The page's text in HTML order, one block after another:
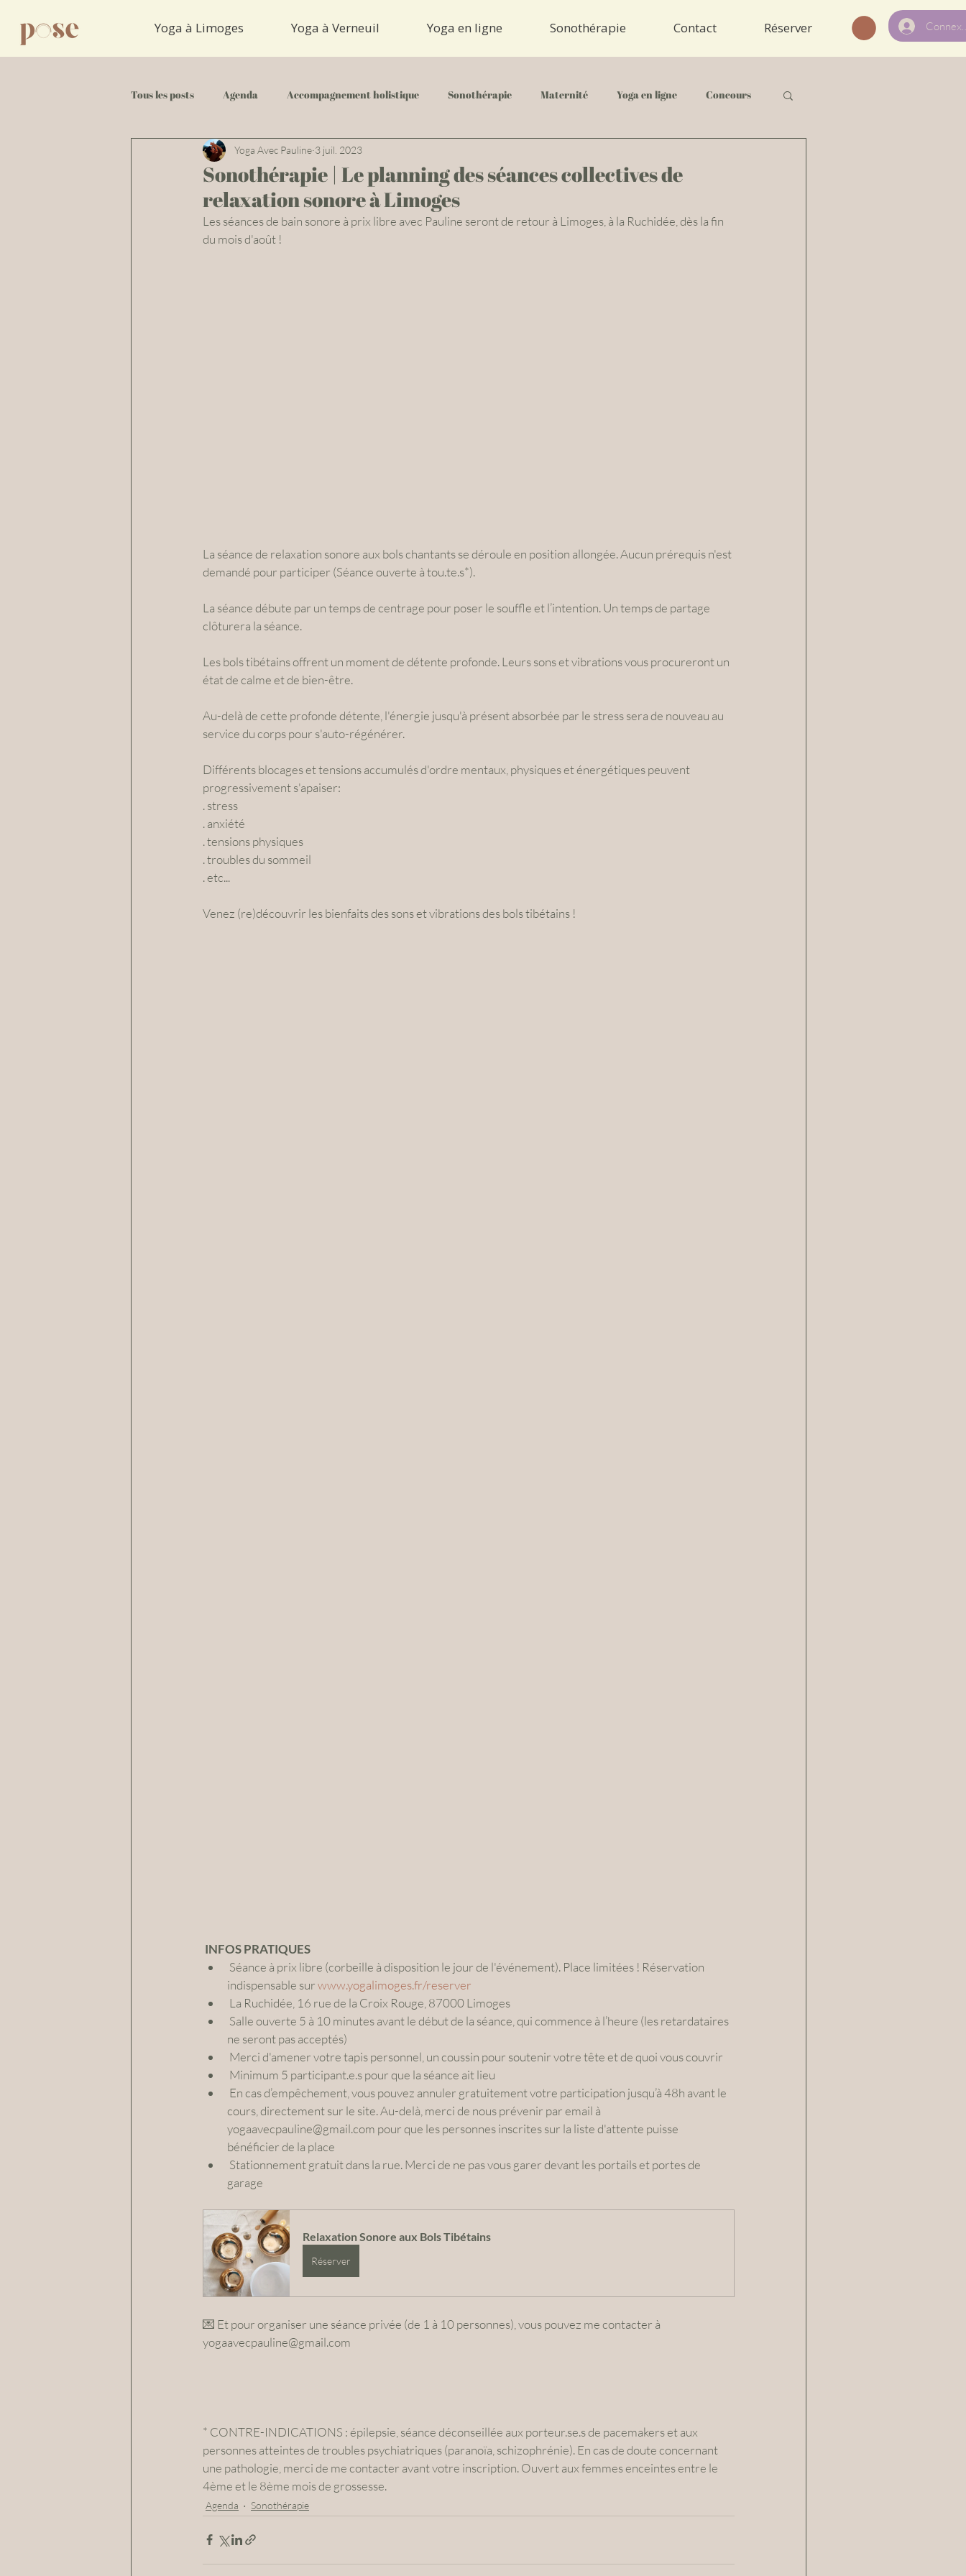
Yoga à Limoges Yoga à Verneuil Yoga en ligne Sonothérapie Contact Réserver
Tous les posts Agenda Accompagnement holistique Sonothérapie Maternité Yoga en ligne Concours
Tuto Yoga
Sonothérapie | Le planning des séances collectives de
relaxation sonore à Limoges
Yoga Avec Pauline 3 juil. 2023
Les séances de bain sonore à prix libre avec Pauline seront de retour à Limoges, à la Ruchidée, dès la fin
du mois d'août !
La séance de relaxation sonore aux bols chantants se déroule en position allongée. Aucun prérequis n'est
demandé pour participer (Séance ouverte à tou.te.s*).
La séance débute par un temps de centrage pour poser le souffle et l’intention. Un temps de partage
clôturera la séance.
Les bols tibétains offrent un moment de détente profonde. Leurs sons et vibrations vous procureront un
état de calme et de bien-être.
Au-delà de cette profonde détente, l'énergie jusqu'à présent absorbée par le stress sera de nouveau au
service du corps pour s'auto-régénérer.
Différents blocages et tensions accumulés d'ordre mentaux, physiques et énergétiques peuvent
progressivement s'apaiser:
. stress
. anxiété
. tensions physiques
. troubles du sommeil
. etc...
Venez (re)découvrir les bienfaits des sons et vibrations des bols tibétains !
INFOS PRATIQUES
indispensable sur www.yogalimoges.fr/reserver
La Ruchidée, 16 rue de la Croix Rouge, 87000 Limoges
ne seront pas acceptés)
Merci d'amener votre tapis personnel, un coussin pour soutenir votre tête et de quoi vous couvrir
Minimum 5 participant.e.s pour que la séance ait lieu
cours, directement sur le site. Au-delà, merci de nous prévenir par email à
yogaavecpauline@gmail.com pour que les personnes inscrites sur la liste d'attente puisse
bénéficier de la place
garage
Relaxation Sonore aux Bols Tibétains
Réserver
💌 Et pour organiser une séance privée (de 1 à 10 personnes), vous pouvez me contacter à
yogaavecpauline@gmail.com
* CONTRE-INDICATIONS : épilepsie, séance déconseillée aux porteur.se.s de pacemakers et aux
personnes atteintes de troubles psychiatriques (paranoïa, schizophrénie). En cas de doute concernant
une pathologie, merci de me contacter avant votre inscription. Ouvert aux femmes enceintes entre le
4ème et le 8ème mois de grossesse.
Agenda Sonothérapie